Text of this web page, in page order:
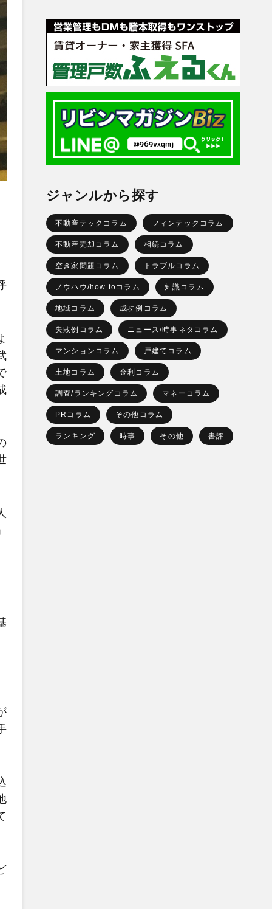
ジャンルから探す
不動産テックコラム フィンテックコラム
不動産売却コラム 相続コラム
空き家問題コラム トラブルコラム
ノウハウ/how toコラム 知識コラム
地域コラム 成功例コラム
失敗例コラム ニュース/時事ネタコラム
マンションコラム 戸建てコラム
土地コラム 金利コラム
調査/ランキングコラム マネーコラム
PRコラム その他コラム
ランキング 時事 その他 書評